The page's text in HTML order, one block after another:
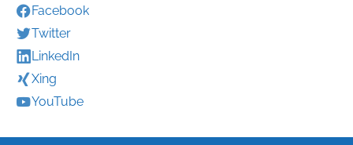
Facebook
Twitter
LinkedIn
Xing
YouTube